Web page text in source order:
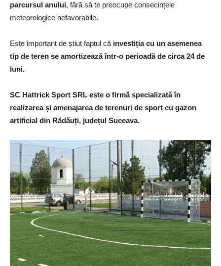
parcursul anului, fără să te preocupe consecințele
meteorologice nefavorabile.
Este important de știut faptul că investiția cu un asemenea
tip de teren se amortizează într-o perioadă de circa 24 de
luni.
SC Hattrick Sport SRL este o firmă specializată în
realizarea și amenajarea de terenuri de sport cu gazon
artificial din Rădăuți, județul Suceava.